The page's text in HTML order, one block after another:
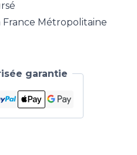
France Métropolitaine
garantie